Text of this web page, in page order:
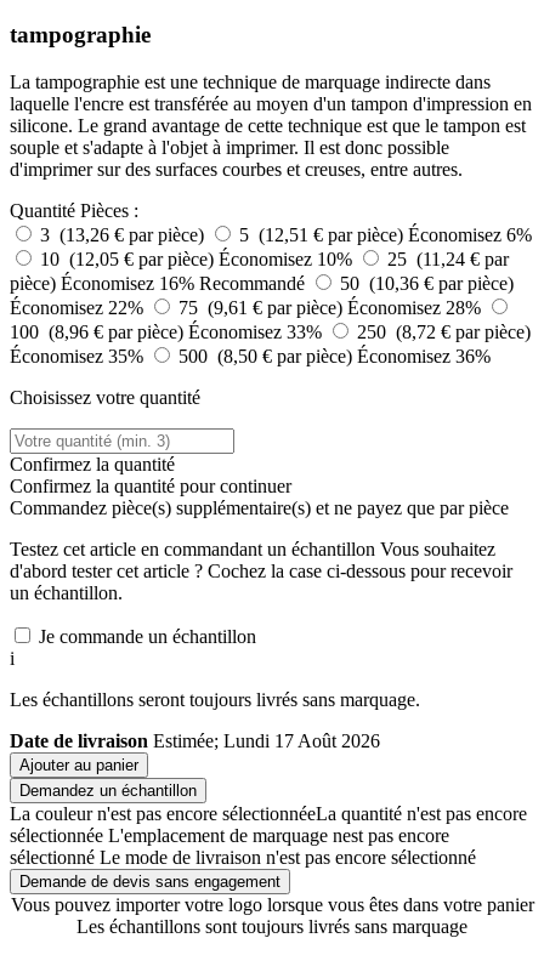
tampographie
La tampographie est une technique de marquage indirecte dans
laquelle l'encre est transférée au moyen d'un tampon d'impression en
silicone. Le grand avantage de cette technique est que le tampon est
souple et s'adapte à l'objet à imprimer. Il est donc possible
d'imprimer sur des surfaces courbes et creuses, entre autres.
Quantité Pièces :
3 (13,26 € par pièce)
5 (12,51 € par pièce) Économisez 6%
10 (12,05 € par pièce) Économisez 10%
25 (11,24 € par
pièce) Économisez 16% Recommandé
50 (10,36 € par pièce)
Économisez 22%
75 (9,61 € par pièce) Économisez 28%
100 (8,96 € par pièce) Économisez 33%
250 (8,72 € par pièce)
Économisez 35%
500 (8,50 € par pièce) Économisez 36%
Choisissez votre quantité
Confirmez la quantité
Confirmez la quantité pour continuer
Commandez pièce(s) supplémentaire(s) et ne payez que par pièce
Testez cet article en commandant un échantillon Vous souhaitez
d'abord tester cet article ? Cochez la case ci-dessous pour recevoir
un échantillon.
Je commande un échantillon
i
Les échantillons seront toujours livrés sans marquage.
Date de livraison Estimée; Lundi 17 Août 2026
Ajouter au panier
Demandez un échantillon
La couleur n'est pas encore sélectionnéeLa quantité n'est pas encore
sélectionnée L'emplacement de marquage nest pas encore
sélectionné Le mode de livraison n'est pas encore sélectionné
Demande de devis sans engagement
Vous pouvez importer votre logo lorsque vous êtes dans votre panier
Les échantillons sont toujours livrés sans marquage